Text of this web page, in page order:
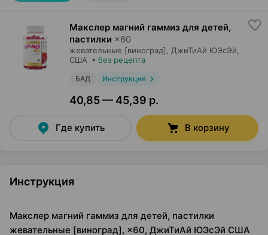
Макслер магний гаммиз для детей,
пастилки ×60
жевательные [виноград], ДжиТиАй ЮЭсЭй
США • без рецепта
БАД Инструкция
40,85 — 45,39 р.
Где купить В корзину
Инструкция
Макслер магний гаммиз для детей, пастилки
жевательные [виноград], ×60, ДжиТиАй ЮЭсЭй США